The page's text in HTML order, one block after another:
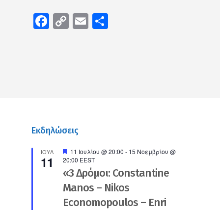
Facebook
CopyEmail
Εκδηλώσεις
ΙΟΎΛ
11
Προτεινόμενο
11 Ιουλίου @ 20:00 - 15 Νοεμβρίου @
20:00 EEST
«3 Δρόμοι: Constantine
Manos – Nikos
Economopoulos – Enri